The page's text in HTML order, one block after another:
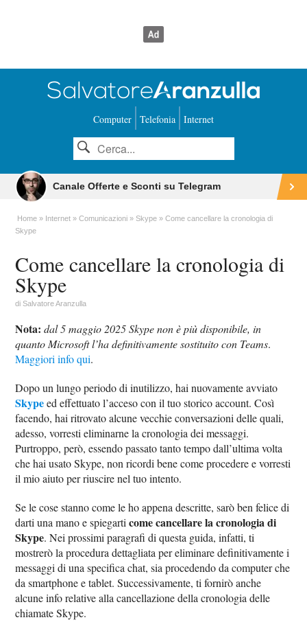
Computer Telefonia Internet
Canale Offerte e Sconti su Telegram
Home Internet Comunicazioni Skype
Come cancellare la cronologia di
Skype
Come cancellare la cronologia di
Skype
diSalvatore Aranzulla
Nota: dal 5 maggio 2025 Skype non è più disponibile, in
quanto Microsoft l’ha definitivamente sostituito con Teams.
Maggiori info qui.
Dopo un lungo periodo di inutilizzo, hai nuovamente avviato
Skypeed effettuato l’acceso con il tuo storico account. Così
facendo, hai ritrovato alcune vecchie conversazioni delle quali,
adesso, vorresti eliminarne la cronologia dei messaggi.
Purtroppo, però, essendo passato tanto tempo dall’ultima volta
che hai usato Skype, non ricordi bene come procedere e vorresti
il mio aiuto per riuscire nel tuo intento.
Se le cose stanno come le ho appena descritte, sarò ben felice di
darti una mano e spiegarticome cancellare la cronologia di
Skype. Nei prossimi paragrafi di questa guida, infatti, ti
mostrerò la procedura dettagliata per eliminare definitivamente i
messaggi di una specifica chat, sia procedendo da computer che
da smartphone e tablet. Successivamente, ti fornirò anche
alcune info relative alla cancellazione della cronologia delle
chiamate Skype.